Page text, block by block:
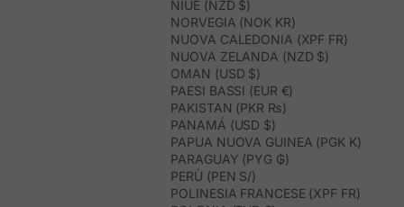
NIUE (NZD $)
NORVEGIA (NOK KR)
NUOVA CALEDONIA (XPF FR)
NUOVA ZELANDA (NZD $)
OMAN (USD $)
PAESI BASSI (EUR €)
PAKISTAN (PKR ₨)
PANAMÁ (USD $)
PAPUA NUOVA GUINEA (PGK K)
PARAGUAY (PYG ₲)
PERÙ (PEN S/)
POLINESIA FRANCESE (XPF FR)